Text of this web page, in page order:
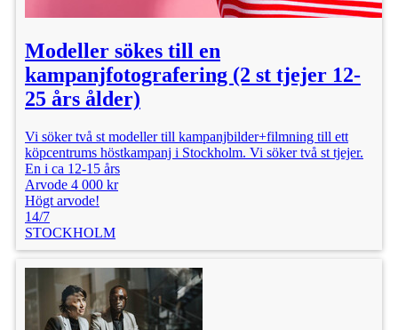
Modeller sökes till en
kampanjfotografering (2 st tjejer 12-
25 års ålder)
Vi söker två st modeller till kampanjbilder+filmning till ett
köpcentrums höstkampanj i Stockholm. Vi söker två st tjejer.
En i ca 12-15 års
Arvode 4 000 kr
Högt arvode!
14/7
STOCKHOLM